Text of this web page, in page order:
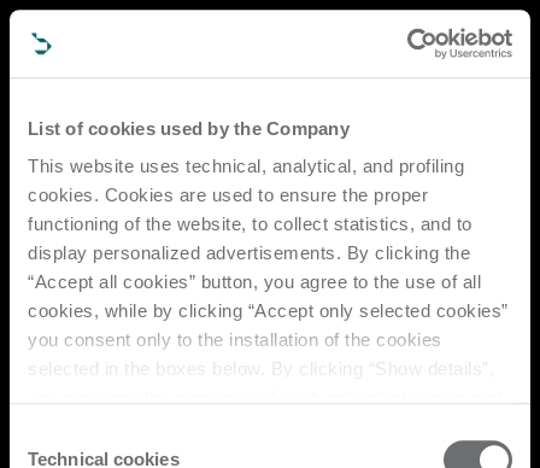
List of cookies used by the Company
This website uses technical, analytical, and profiling
cookies. Cookies are used to ensure the proper
functioning of the website, to collect statistics, and to
display personalized advertisements. By clicking the
“Accept all cookies” button, you agree to the use of all
cookies, while by clicking “Accept only selected cookies”
you consent only to the installation of the cookies
selected in the boxes below. By clicking “Show details”,
Click here to view the privacy policy.
Selection
Technical cookies
最新情報をお届けします。
ニュースレターに登録していただくと、新製品、ショールームイベン
ト、展示会など、ビエッセの最新情報をご案内します。
申し込む